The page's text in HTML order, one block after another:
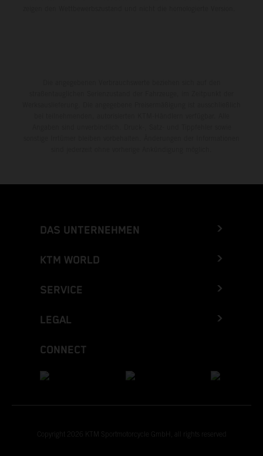
DAS UNTERNEHMEN
KTM WORLD
SERVICE
LEGAL
CONNECT
Copyright 2026 KTM Sportmotorcycle GmbH, all rights reserved